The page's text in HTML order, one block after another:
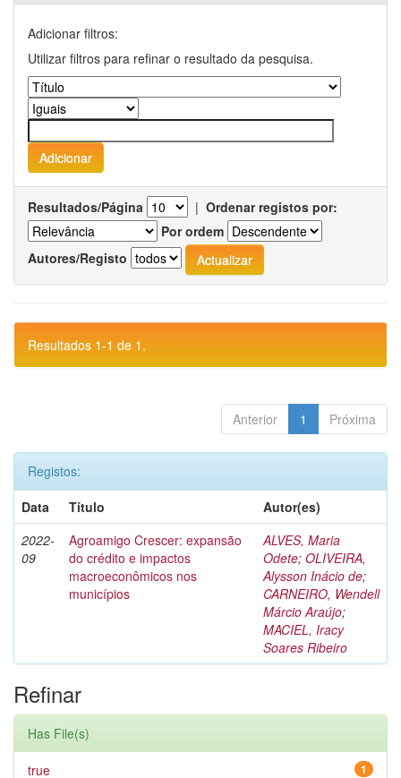
Adicionar filtros:
Utilizar filtros para refinar o resultado da pesquisa.
Resultados/Página | Ordenar registos por:
Por ordem
Autores/Registo
Resultados 1-1 de 1.
Anterior 1 Próxima
Registos:
Data
Título
Autor(es)
2022-
09
Agroamigo Crescer: expansão
do crédito e impactos
macroeconômicos nos
municípios
ALVES, Maria
Odete; OLIVEIRA,
Alysson Inácio de;
CARNEIRO, Wendell
Márcio Araújo;
MACIEL, Iracy
Soares Ribeiro
Refinar
Has File(s)
1
true